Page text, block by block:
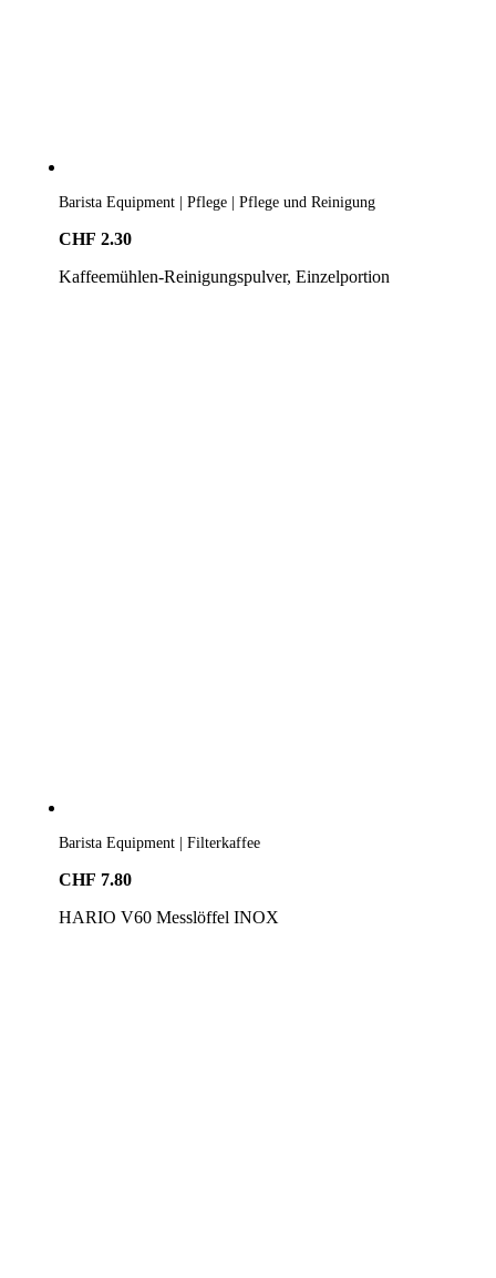
Barista Equipment | Pflege | Pflege und Reinigung
CHF 2.30
Kaffeemühlen-Reinigungspulver, Einzelportion
Barista Equipment | Filterkaffee
CHF 7.80
HARIO V60 Messlöffel INOX